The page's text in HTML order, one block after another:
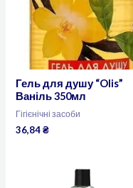
Гель для душу “Olis”
Ваніль 350мл
Гігієнічні засоби
36,84₴